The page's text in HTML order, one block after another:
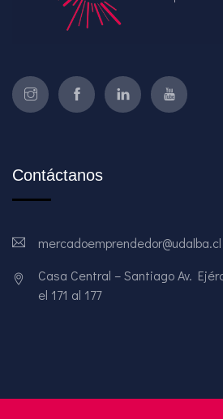
Contáctanos
mercadoemprendedor@udalba.cl
Casa Central – Santiago Av.
el 171 al 177